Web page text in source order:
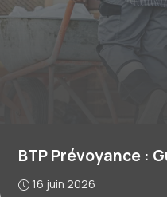
BTP Prévoyance :
16 juin 2026